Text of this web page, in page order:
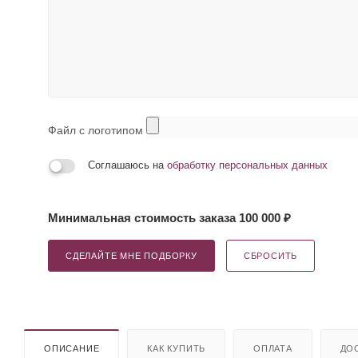
Файл с логотипом
Соглашаюсь на обработку персональных данных
Минимальная стоимость заказа 100 000 ₽
СДЕЛАЙТЕ МНЕ ПОДБОРКУ СБРОСИТЬ
ОПИСАНИЕ КАК КУПИТЬ ОПЛАТА